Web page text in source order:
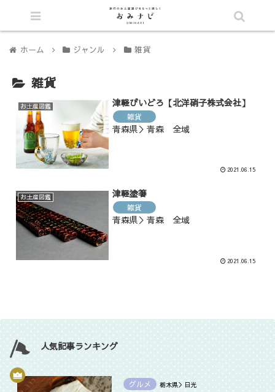
ホーム ジャンル 雑貨
雑貨
お土産図鑑 津軽びいどろ【北洋硝子株式会社】
雑貨
青森県＞青森 全域
2021.06.15
お土産図鑑 津軽塗箸
雑貨
青森県＞青森 全域
2021.06.15
人気記事ランキング
グルメ 栃木県＞日光
シェア